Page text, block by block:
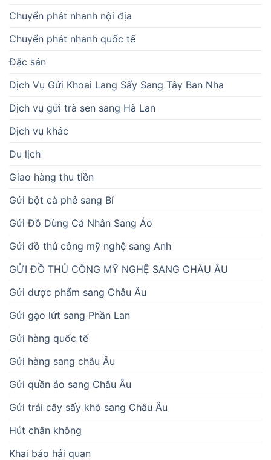
Chuyển phát nhanh nội địa
Chuyển phát nhanh quốc tế
Đặc sản
Dịch Vụ Gửi Khoai Lang Sấy Sang Tây Ban Nha
Dịch vụ gửi trà sen sang Hà Lan
Dịch vụ khác
Du lịch
Giao hàng thu tiền
Gửi bột cà phê sang Bỉ
Gửi Đồ Dùng Cá Nhân Sang Áo
Gửi đồ thủ công mỹ nghệ sang Anh
GỬI ĐỒ THỦ CÔNG MỸ NGHỆ SANG CHÂU ÂU
Gửi dược phẩm sang Châu Âu
Gửi gạo lứt sang Phần Lan
Gửi hàng quốc tế
Gửi hàng sang châu Âu
Gửi quần áo sang Châu Âu
Gửi trái cây sấy khô sang Châu Âu
Hút chân không
Khai báo hải quan